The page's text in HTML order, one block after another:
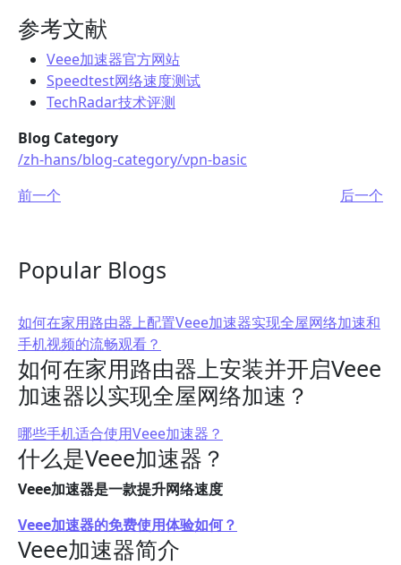
参考文献
Veee加速器官方网站
Speedtest网络速度测试
TechRadar技术评测
Blog Category
/zh-hans/blog-category/vpn-basic
前一个
后一个
Popular Blogs
如何在家用路由器上配置Veee加速器实现全屋网络加速和
手机视频的流畅观看？
如何在家用路由器上安装并开启Veee
加速器以实现全屋网络加速？
哪些手机适合使用Veee加速器？
什么是Veee加速器？
Veee加速器是一款提升网络速度
Veee加速器的免费使用体验如何？
Veee加速器简介